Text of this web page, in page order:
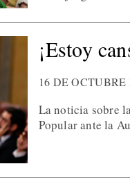
¡Estoy
16 DE OCTUBRE
La noticia sobre
Popular ante la